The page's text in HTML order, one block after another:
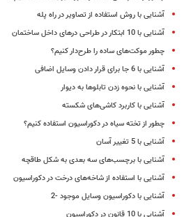
آشنایی با روش استفاده از تصاویر در راه‌ پله
آشنایی با 10 ابتکار در طراحی درهای داخل ساختمان
چطور موکت‌های ساده را طرح‌دار کنیم؟
آشنایی با 6 جا برای قرار دادن وسایل اضافی
آشنایی با نحوه زدن تابلوها به دیوار
آشنایی با کاربرد کاشی‌های شکسته
چطور از تخته سیاه در دکوراسیون استفاده کنیم؟
آشنایی با 5 تغییر آسان
آشنایی با برچسب‌های سه بعدی به شکل طاقچه
آشنایی با استفاده از شاخه‌های درخت در دکوراسیون
آشنایی با دکوراسیون وسایل موجود -2
آشنایی با 10 قانون در دکوراسیون